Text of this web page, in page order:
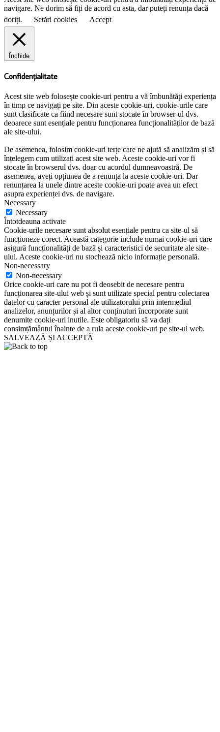
navigare. Ne dorim să fiți de acord cu asta, dar puteți renunța dacă
doriți.
Setări cookies Accept
Închide
Confidențialitate
Acest site web folosește cookie-uri pentru a vă îmbunătăți experiența
în timp ce navigați pe site. Din aceste cookie-uri, cookie-urile care
sunt clasificate ca fiind necesare sunt stocate în browser-ul dvs.
deoarece sunt esențiale pentru funcționarea funcționalităților de bază
ale site-ului.
De asemenea, folosim cookie-uri terțe care ne ajută să analizăm și să
înțelegem cum utilizați acest site web. Aceste cookie-uri vor fi
stocate în browserul dvs. doar cu acordul dumneavoastră. De
asemenea, aveți opțiunea de a renunța la aceste cookie-uri. Dar
renunțarea la unele dintre aceste cookie-uri poate avea un efect
asupra experienței dvs. de navigare.
Necessary
Necessary
Întotdeauna activate
Cookie-urile necesare sunt absolut esențiale pentru ca site-ul să
funcționeze corect. Această categorie include numai cookie-uri care
asigură funcționalități de bază și caracteristici de securitate ale site-
ului. Aceste cookie-uri nu stochează nicio informație personală.
Non-necessary
Non-necessary
Orice cookie-uri care nu pot fi deosebit de necesare pentru
funcționarea site-ului web și sunt utilizate special pentru colectarea
datelor cu caracter personal ale utilizatorului prin intermediul
analizelor, anunțurilor și al altor conținuturi încorporate sunt
denumite cookie-uri inutile. Este obligatoriu să va dați
consimțământul înainte de a rula aceste cookie-uri pe site-ul web.
SALVEAZĂ ȘI ACCEPTĂ